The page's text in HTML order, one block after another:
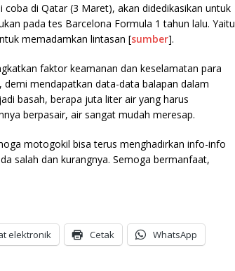
di Qatar (3 Maret), akan didedikasikan untuk
pada tes Barcelona Formula 1 tahun lalu. Yaitu
memadamkan lintasan [sumber].
faktor keamanan dan keselamatan para
mendapatkan data-data balapan dalam
basah, berapa juta liter air yang harus
berpasair, air sangat mudah meresap.
motogokil bisa terus menghadirkan info-info
salah dan kurangnya. Semoga bermanfaat,
elektronik Cetak WhatsApp